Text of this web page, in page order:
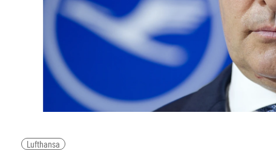
Lufthansa